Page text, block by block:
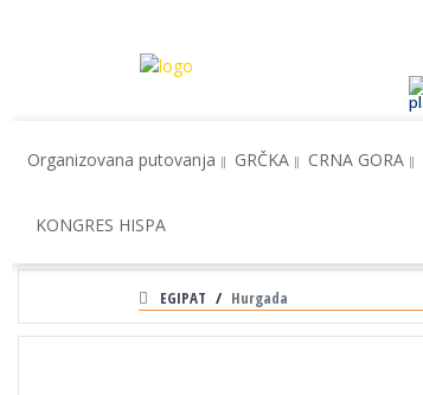
Organizovana putovanja GRČKA CRNA GORA
KONGRES HISPA
EGIPAT Hurgada